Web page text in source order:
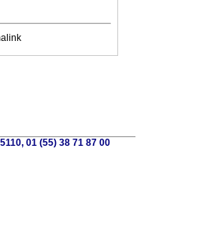
01 (55) 38 71 87 00